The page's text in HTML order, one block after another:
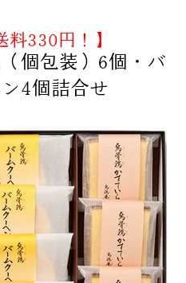
料330円！】
個包装）6個・バ
4個詰合せ